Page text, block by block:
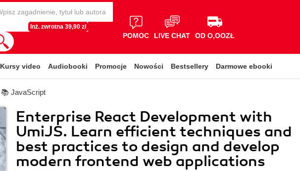
Inż. zwrotna 39,90 zł
POMOC LIVE CHAT OD O,OOZŁ
Kursy video Audiobooki Promocje Nowości Bestsellery Darmowe ebooki
📚 JavaScript
Enterprise React Development with
UmiJS. Learn efficient techniques and
best practices to design and develop
modern frontend web applications